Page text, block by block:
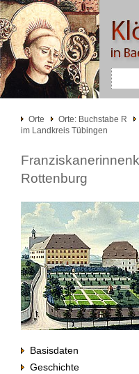
Orte Orte: Buchstabe R
im Landkreis Tübingen
Rottenburg
Basisdaten
Geschichte